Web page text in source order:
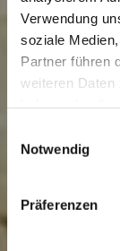
Verwendung
soziale
Partner führen
weiteren Daten
Notwendig
Präferenzen